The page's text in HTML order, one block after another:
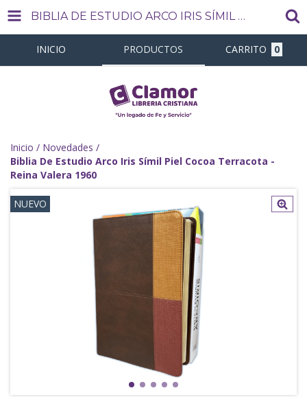
BIBLIA DE ESTUDIO ARCO IRIS SÍMIL PIEL COCOA TERRACOTA - REINA VALERA 1960
INICIO PRODUCTOS CARRITO 0
Inicio / Novedades /
Biblia De Estudio Arco Iris Símil Piel Cocoa Terracota -
Reina Valera 1960
NUEVO